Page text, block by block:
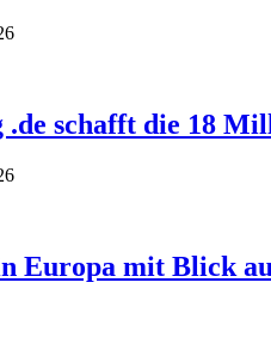
.de schafft die 18
Europa mit Blick